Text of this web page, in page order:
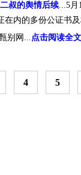
叔的舆情后续...5月
内的多份公证书
别网...点击阅读全
4 5